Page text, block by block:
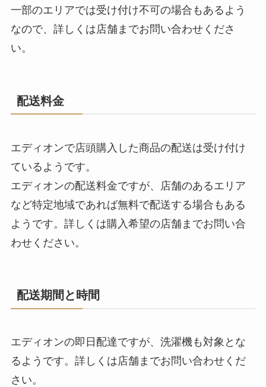
一部のエリアでは受け付け不可の場合もあるよう
なので、詳しくは店舗までお問い合わせくださ
い。
配送料金
エディオンで店頭購入した商品の配送は受け付け
ているようです。
エディオンの配送料金ですが、店舗のあるエリア
など特定地域であれば無料で配送する場合もある
ようです。詳しくは購入希望の店舗までお問い合
わせください。
配送期間と時間
エディオンの即日配達ですが、洗濯機も対象とな
るようです。詳しくは店舗までお問い合わせくだ
さい。